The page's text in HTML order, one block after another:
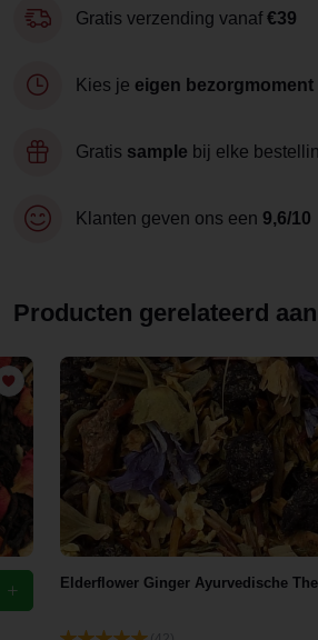
Gratis verzending vanaf €39
Kies je eigen bezorgmoment
Gratis sample bij elke
Klanten geven ons een 9,6/10
Producten gerelateerd
Elderflower Ginger Ayurvedische